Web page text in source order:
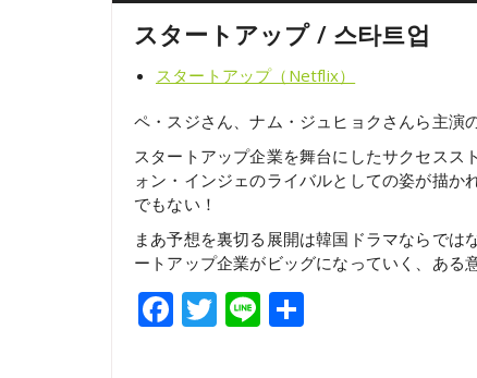
スタートアップ / 스타트업
スタートアップ（Netflix）
ペ・スジさん、ナム・ジュヒョクさんら主演
スタートアップ企業を舞台にしたサクセスス
ォン・インジェのライバルとしての姿が描
でもない！
まあ予想を裏切る展開は韓国ドラマならで
ートアップ企業がビッグになっていく、ある
Facebook
Twitter
Line